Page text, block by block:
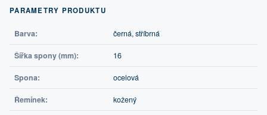
PARAMETRY PRODUKTU
Barva: černá, stříbrná
Šířka spony (mm): 16
Spona: ocelová
Řemínek: kožený